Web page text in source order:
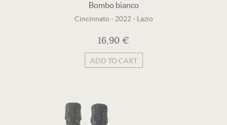
Bombo bianco
Cincinnato - 2022 - Lazio
16,90 €
ADD TO CART